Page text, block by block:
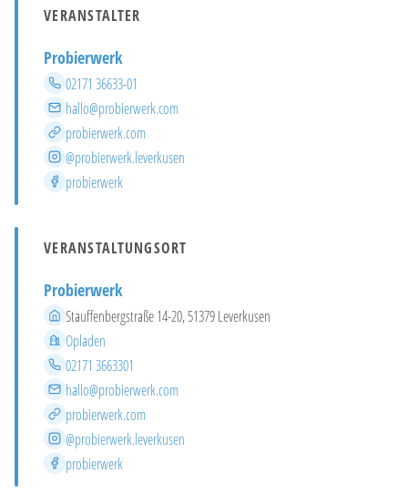
VERANSTALTER
Probierwerk
Telefon
02171 36633-01
E-Mail
hallo@probierwerk.com
Website
probierwerk.com
Instagram
@probierwerk.leverkusen
Facebook
probierwerk
VERANSTALTUNGSORT
Probierwerk
Adresse
Stauffenbergstraße 14-20, 51379 Leverkusen
Stadtteil
Opladen
Telefon
02171 3663301
E-Mail
hallo@probierwerk.com
Website
probierwerk.com
Instagram
@probierwerk.leverkusen
Facebook
probierwerk